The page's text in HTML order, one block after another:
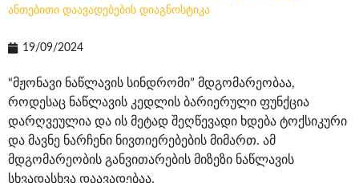
ანთებითი დაავადებების დიაგნოსტიკა
19/09/2024
“მჟონავი ნაწლავის სინდრომი” მდგომარეობაა,
როდესაც ნაწლავის კედლის ბარიერული ფუნქცია
დარღვეულია და ის მეტად შეღწევადი ხდება ტოქსიკური
და მავნე ნარჩენი ნივთიერებების მიმართ. ამ
მდგომარეობის განვითარების მიზეზი ნაწლავის
სხვადასხვა დაავადებაა.